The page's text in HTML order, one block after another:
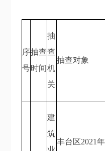
序
号
抽查
时间
抽
查
机
关
抽查对象
建
筑
丰台区2021